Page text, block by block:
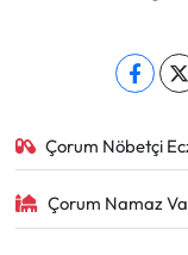
Çorum Nöbetçi
Çorum Namaz